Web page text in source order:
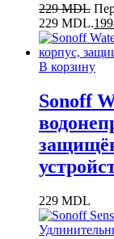
229MDL
229 MDL.199
В корзину
Sonoff
229 MDL